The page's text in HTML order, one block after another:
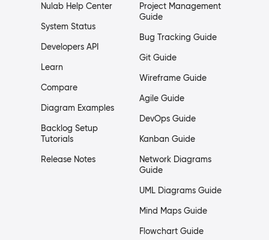
Nulab Help Center
System Status
Developers API
Learn
Compare
Diagram Examples
Backlog Setup
Tutorials
Release Notes
Project Management
Guide
Bug Tracking Guide
Git Guide
Wireframe Guide
Agile Guide
DevOps Guide
Kanban Guide
Network Diagrams
Guide
UML Diagrams Guide
Mind Maps Guide
Flowchart Guide